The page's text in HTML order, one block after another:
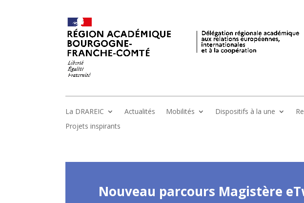
La DRAREIC Actualités Mobilités Dispositifs à la une
Projets inspirants
Nouveau parcours Magistère